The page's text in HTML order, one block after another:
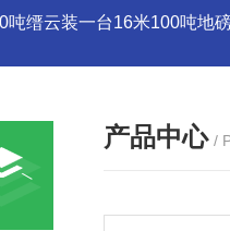
吨缙云装一台16米100吨地
产品中心 /